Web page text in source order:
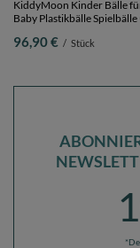
KiddyMoon Kinder Bälle
Baby Plastikbälle
perle/grau/transparent/baby
96,90 € / Stück